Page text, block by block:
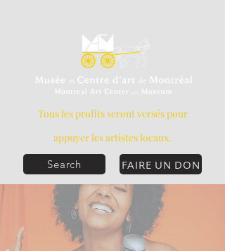
FAIRE UN DON
Tous les profits seront versés pour
appuyer les artistes locaux.
Search